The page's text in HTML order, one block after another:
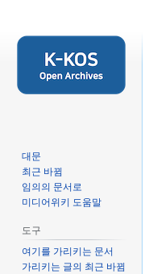
대문
최근 바뀜
임의의 문서로
미디어위키 도움말
도구
여기를 가리키는 문서
가리키는 글의 최근 바뀜